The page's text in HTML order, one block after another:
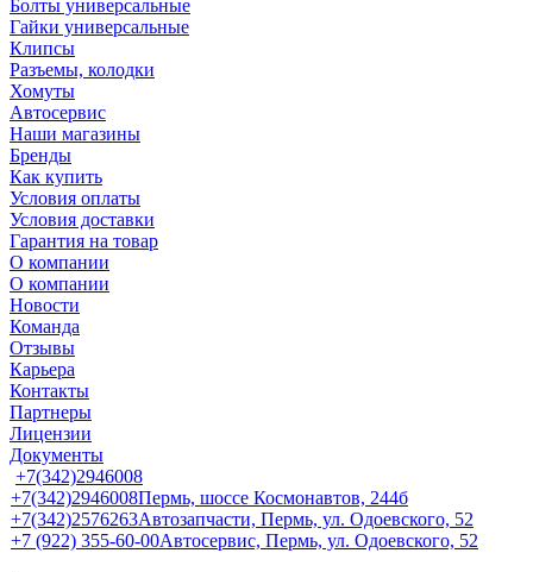
Болты универсальные
Гайки универсальные
Клипсы
Разъемы, колодки
Хомуты
Автосервис
Наши магазины
Бренды
Как купить
Условия оплаты
Условия доставки
Гарантия на товар
О компании
О компании
Новости
Команда
Отзывы
Карьера
Контакты
Партнеры
Лицензии
Документы
+7(342)2946008
+7(342)2946008Пермь, шоссе Космонавтов, 244б
+7(342)2576263Автозапчасти, Пермь, ул. Одоевского, 52
+7 (922) 355-60-00Автосервис, Пермь, ул. Одоевского, 52